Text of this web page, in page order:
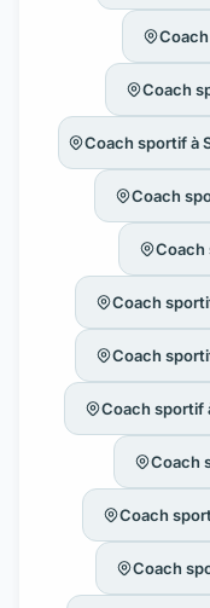
Coach
Coach sportif à
Coach
Coach
Coach
Coach
Coach sportif
Coach
Coach
Coach